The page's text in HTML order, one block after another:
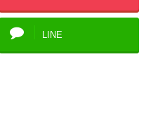
LINE